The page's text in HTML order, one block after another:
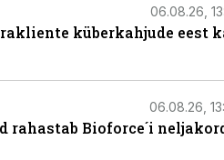
06.08.26,
küberkahjude eest
06.08.26,
Bioforce´i